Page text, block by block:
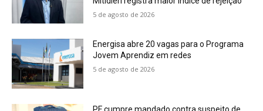
Jovem Aprendiz em redes
5 de agosto de 2026
PF cumpre mandado contra suspeito de
obter registro de CAC de forma irregular